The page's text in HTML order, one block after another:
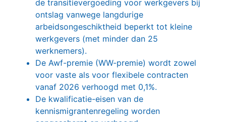
de transitievergoeding voor werkgevers bij
ontslag vanwege langdurige
arbeidsongeschiktheid beperkt tot kleine
werkgevers (met minder dan 25
werknemers).
De Awf-premie (WW-premie) wordt zowel
voor vaste als voor flexibele contracten
vanaf 2026 verhoogd met 0,1%.
De kwalificatie-eisen van de
kennismigrantenregeling worden